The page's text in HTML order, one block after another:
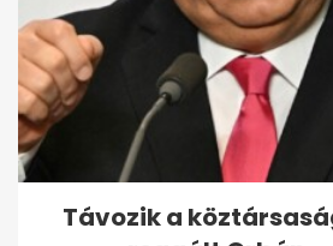
Kurultáj: 200
támogatta az
kormány a...
Távozik a